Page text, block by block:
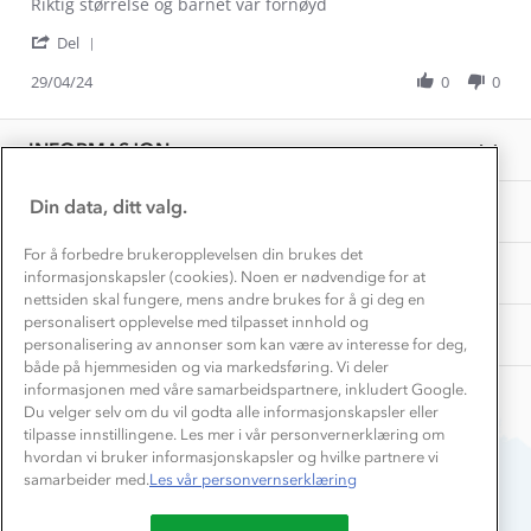
Solveig
on
Apr
2024
Veldig
Del
Solveig
F.
Apr
2024
29/04/24 0 0
INFORMASJON
Våre butikker
Bedrift, barnehage og SFO
Presse
OM OSS
Materialer
Personvern
Samarbeide med oss?
TIPS OG RÅD
Hvordan velge riktig turtøy?
Store størrelser
Turmat oppskrifter
Beredskap
AKTIVITETER
Få turinspirasjon og tips her⛰
Overnatte utendørs⛺
Leirskole 🥾
Barnehageansatt
Tips til hyttetur
Du betaler enkelt med
Din data, ditt valg.
For å forbedre brukeropplevelsen din brukes det
informasjonskapsler (cookies). Noen er nødvendige for at
nettsiden skal fungere, mens andre brukes for å gi deg en
personalisert opplevelse med tilpasset innhold og
personalisering av annonser som kan være av interesse for deg,
både på hjemmesiden og via markedsføring. Vi deler
informasjonen med våre samarbeidspartnere, inkludert Google.
Du velger selv om du vil godta alle informasjonskapsler eller
tilpasse innstillingene. Les mer i vår personvernerklæring om
hvordan vi bruker informasjonskapsler og hvilke partnere vi
samarbeider med.Les vår personvernserklæring